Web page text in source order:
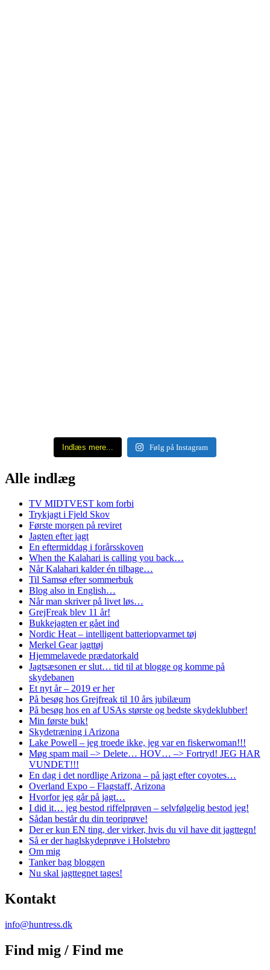
Indlæs mere... Følg på Instagram
Alle indlæg
TV MIDTVEST kom forbi
Trykjagt i Fjeld Skov
Første morgen på reviret
Jagten efter jagt
En eftermiddag i forårsskoven
When the Kalahari is calling you back…
Når Kalahari kalder én tilbage…
Til Samsø efter sommerbuk
Blog also in English…
Når man skriver på livet løs…
GrejFreak blev 11 år!
Bukkejagten er gået ind
Nordic Heat – intelligent batteriopvarmet tøj
Merkel Gear jagttøj
Hjemmelavede prædatorkald
Jagtsæsonen er slut… tid til at blogge og komme på
skydebanen
Et nyt år – 2019 er her
På besøg hos Grejfreak til 10 års jubilæum
På besøg hos en af USAs største og bedste skydeklubber!
Min første buk!
Skydetræning i Arizona
Lake Powell – jeg troede ikke, jeg var en fiskerwoman!!!
Møg spam mail –> Delete… HOV… –> Fortryd! JEG HAR
VUNDET!!!
En dag i det nordlige Arizona – på jagt efter coyotes…
Overland Expo – Flagstaff, Arizona
Hvorfor jeg går på jagt…
I did it… jeg bestod riffelprøven – selvfølgelig bestod jeg!
Sådan består du din teoriprøve!
Der er kun EN ting, der virker, hvis du vil have dit jagttegn!
Så er der haglskydeprøve i Holstebro
Om mig
Tanker bag bloggen
Nu skal jagttegnet tages!
Kontakt
info@huntress.dk
Find mig / Find me